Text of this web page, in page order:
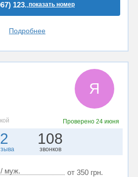
123..показать номер
Подробнее
Я
Проверено 24 июня
2 108
звонков
муж. от 350 грн.